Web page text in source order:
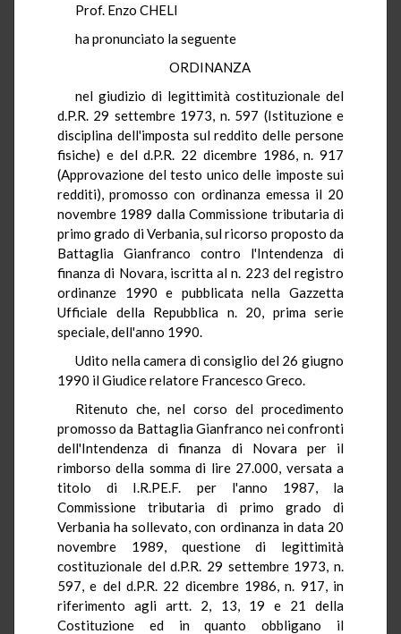
Prof. Enzo CHELI
ha pronunciato la seguente
ORDINANZA
nel giudizio di legittimità costituzionale del
d.P.R. 29 settembre 1973, n. 597 (Istituzione e
disciplina dell'imposta sul reddito delle persone
fisiche) e del d.P.R. 22 dicembre 1986, n. 917
(Approvazione del testo unico delle imposte sui
redditi), promosso con ordinanza emessa il 20
novembre 1989 dalla Commissione tributaria di
primo grado di Verbania, sul ricorso proposto da
Battaglia Gianfranco contro l'Intendenza di
finanza di Novara, iscritta al n. 223 del registro
ordinanze 1990 e pubblicata nella Gazzetta
Ufficiale della Repubblica n. 20, prima serie
speciale, dell'anno 1990.
Udito nella camera di consiglio del 26 giugno
1990 il Giudice relatore Francesco Greco.
Ritenuto che, nel corso del procedimento
promosso da Battaglia Gianfranco nei confronti
dell'Intendenza di finanza di Novara per il
rimborso della somma di lire 27.000, versata a
titolo di I.R.PE.F. per l'anno 1987, la
Commissione tributaria di primo grado di
Verbania ha sollevato, con ordinanza in data 20
novembre 1989, questione di legittimità
costituzionale del d.P.R. 29 settembre 1973, n.
597, e del d.P.R. 22 dicembre 1986, n. 917, in
riferimento agli artt. 2, 13, 19 e 21 della
Costituzione ed in quanto obbligano il